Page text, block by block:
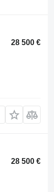
28 500 €
28 500 €